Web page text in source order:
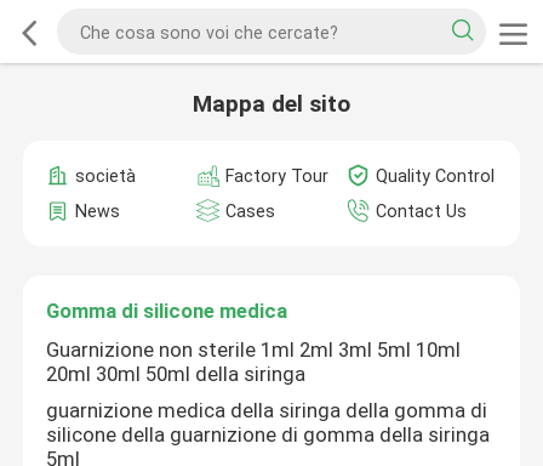
Mappa del sito
società Factory Tour
Quality Control
News
Cases Contact Us
Gomma di silicone medica
Guarnizione non sterile 1ml 2ml 3ml 5ml 10ml
20ml 30ml 50ml della siringa
guarnizione medica della siringa della gomma di
silicone della guarnizione di gomma della siringa
5ml